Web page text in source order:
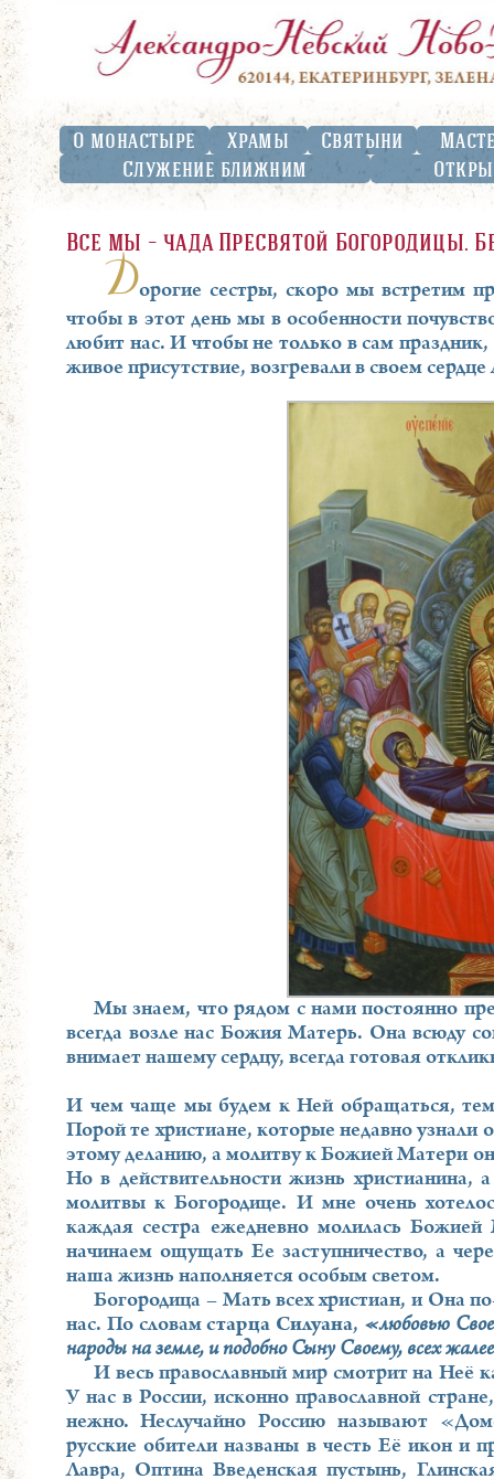
О монастыре Храмы Святыни
Служение ближним
Все мы – чада Пресвятой Богородицы.
Дорогие сестры, скоро мы встретим
чтобы в этот день мы в особенности
любит нас. И чтобы не только в сам
живое присутствие, возгревали в своем
Мы знаем, что рядом с нами постоянно
всегда возле нас Божия Матерь. Она всюду
внимает нашему сердцу, всегда готовая
И чем чаще мы будем к Ней обращаться, тем
Порой те христиане, которые недавно
этому деланию, а молитву к Божией Матери
Но в действительности жизнь христианина,
молитвы к Богородице. И мне очень
каждая сестра ежедневно молилась
начинаем ощущать Ее заступничество, а
наша жизнь наполняется особым светом.
Богородица – Мать всех христиан, и Она
нас. По словамстарца Силуана, «любовью
народы на земле, и подобно Сыну Своему, всех
И весь православный мир смотрит на Неё
У нас в России, исконно православной
нежно. Неслучайно Россию называют
русские обители названы в честь Её икон и
Лавра, Оптина Введенская пустынь,